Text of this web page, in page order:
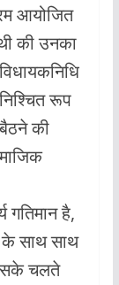
आयोजित
की उनका
रूप
की
गतिमान है,
साथ साथ
चलते